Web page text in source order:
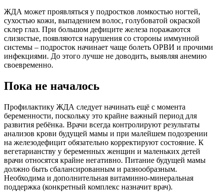
ЖДА может проявляться у подрост­ков ломкостью ногтей,
сухостью кожи, выпадением волос, голубоватой окраской
склер глаз. При большом дефиците железа поражаются
слизистые, появляются нарушения со стороны иммунной
системы – подросток начинает чаще болеть ОРВИ и прочими
инфекциями. До этого лучше не доводить, выявляя анемию
своевременно.
Пока не началось
Профилактику ЖДА следует начинать ещё с момента
беременности, по­скольку это крайне важный период для
развития ребёнка. Врачи всегда контролируют результаты
анализов крови будущей мамы и при малейшем подозрении
на железодефицит обязательно корректируют состояние. К
вегетарианству у беременных женщин и маленьких детей
врачи относятся крайне негативно. Питание будущей мамы
должно быть сбалансированным и разнообразным.
Необходима и дополнительная витаминно-минеральная
поддержка (конкретный комплекс назначит врач).